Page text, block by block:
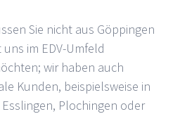
Sie nicht aus Göppingen
im EDV-Umfeld
wir haben auch
Kunden, beispielsweise in
Plochingen oder